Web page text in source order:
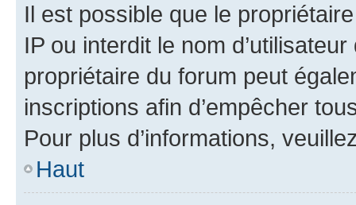
Il est possible que le
IP ou interdit le nom
propriétaire du forum peut
inscriptions afin d’empêcher
Pour plus d’informations,
Haut